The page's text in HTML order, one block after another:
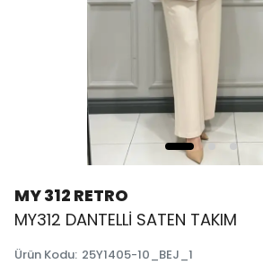
MY 312 RETRO
MY312 DANTELLİ SATEN TAKIM
Ürün Kodu: 25Y1405-10_BEJ_1